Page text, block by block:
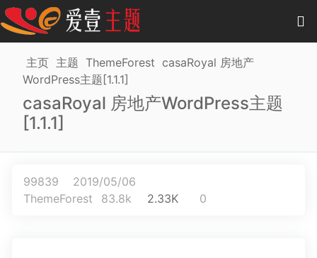
0项目-0.00 元
插件
商城
主页 主题 ThemeForest casaRoyal 房地产
WordPress主题[1.1.1]
casaRoyal 房地产WordPress主题
[1.1.1]
99839
2019/05/06
ThemeForest
83.8k 2.33K 0